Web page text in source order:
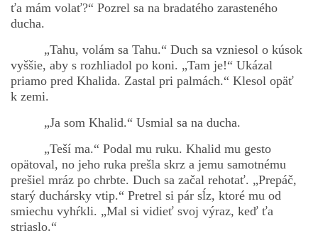
ťa mám volať?“ Pozrel sa na bradatého zarasteného
ducha.
„Tahu, volám sa Tahu.“ Duch sa vzniesol o kúsok
vyššie, aby s rozhliadol po koni. „Tam je!“ Ukázal
priamo pred Khalida. Zastal pri palmách.“ Klesol opäť
k zemi.
„Ja som Khalid.“ Usmial sa na ducha.
„Teší ma.“ Podal mu ruku. Khalid mu gesto
opätoval, no jeho ruka prešla skrz a jemu samotnému
prešiel mráz po chrbte. Duch sa začal rehotať. „Prepáč,
starý duchársky vtip.“ Pretrel si pár sĺz, ktoré mu od
smiechu vyhŕkli. „Mal si vidieť svoj výraz, keď ťa
striaslo.“